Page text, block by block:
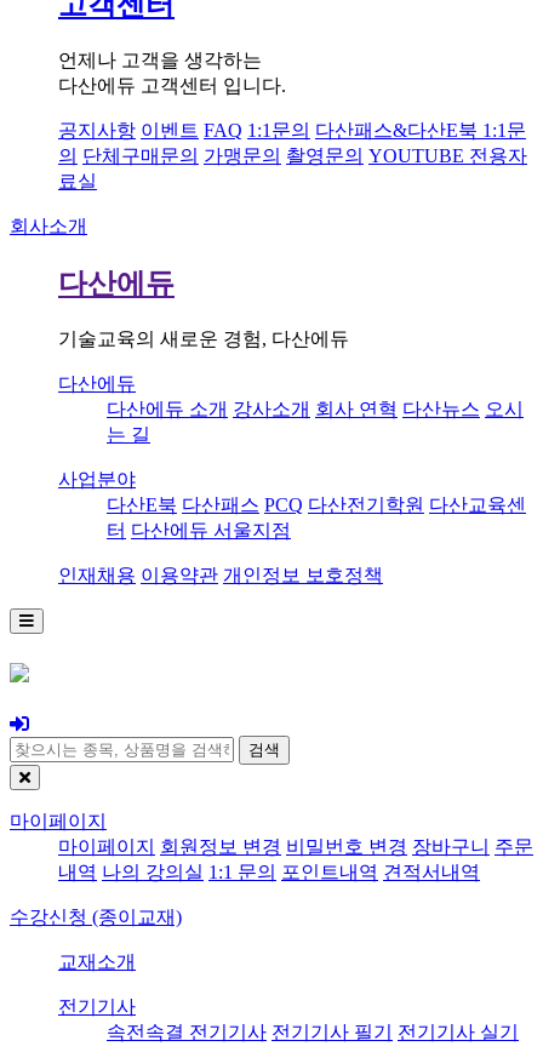
언제나 고객을 생각하는
다산에듀 고객센터 입니다.
공지사항 이벤트 FAQ 1:1문의 다산패스&다산E북 1:1문
의 단체구매문의 가맹문의 촬영문의 YOUTUBE 전용자
료실
회사소개
다산에듀
기술교육의 새로운 경험, 다산에듀
다산에듀
다산에듀 소개 강사소개 회사 연혁 다산뉴스 오시
는 길
사업분야
다산E북 다산패스 PCQ 다산전기학원 다산교육센
터 다산에듀 서울지점
인재채용 이용약관 개인정보 보호정책
검색
마이페이지
마이페이지
회원정보 변경 비밀번호 변경 장바구니 주문
내역 나의 강의실 1:1 문의 포인트내역 견적서내역
수강신청 (종이교재)
교재소개
전기기사
속전속결 전기기사 전기기사 필기 전기기사 실기